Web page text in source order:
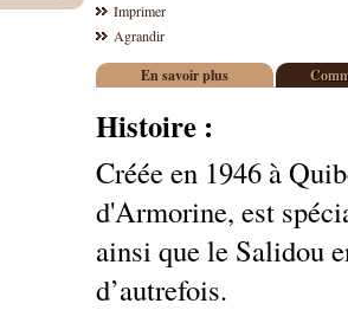
Imprimer
Agrandir
En savoir plus
Histoire :
Créée en 1946 à
d'Armorine, est
ainsi que le Salidou
d’autrefois.